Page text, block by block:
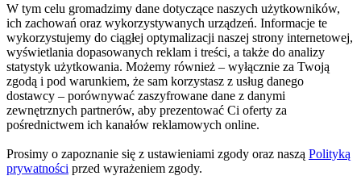
W tym celu gromadzimy dane dotyczące naszych użytkowników,
ich zachowań oraz wykorzystywanych urządzeń. Informacje te
wykorzystujemy do ciągłej optymalizacji naszej strony internetowej,
wyświetlania dopasowanych reklam i treści, a także do analizy
statystyk użytkowania. Możemy również – wyłącznie za Twoją
zgodą i pod warunkiem, że sam korzystasz z usług danego
dostawcy – porównywać zaszyfrowane dane z danymi
zewnętrznych partnerów, aby prezentować Ci oferty za
pośrednictwem ich kanałów reklamowych online.
Prosimy o zapoznanie się z ustawieniami zgody oraz naszą Polityką
prywatności przed wyrażeniem zgody.